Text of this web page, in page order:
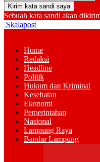
Sebuah kata sandi akan
Skalapost
Home
Redaksi
Headline
Politik
Hukum dan Kriminal
Kesehatan
Ekonomi
Pemerintahan
Nasional
Lampung Raya
Bandar Lampung